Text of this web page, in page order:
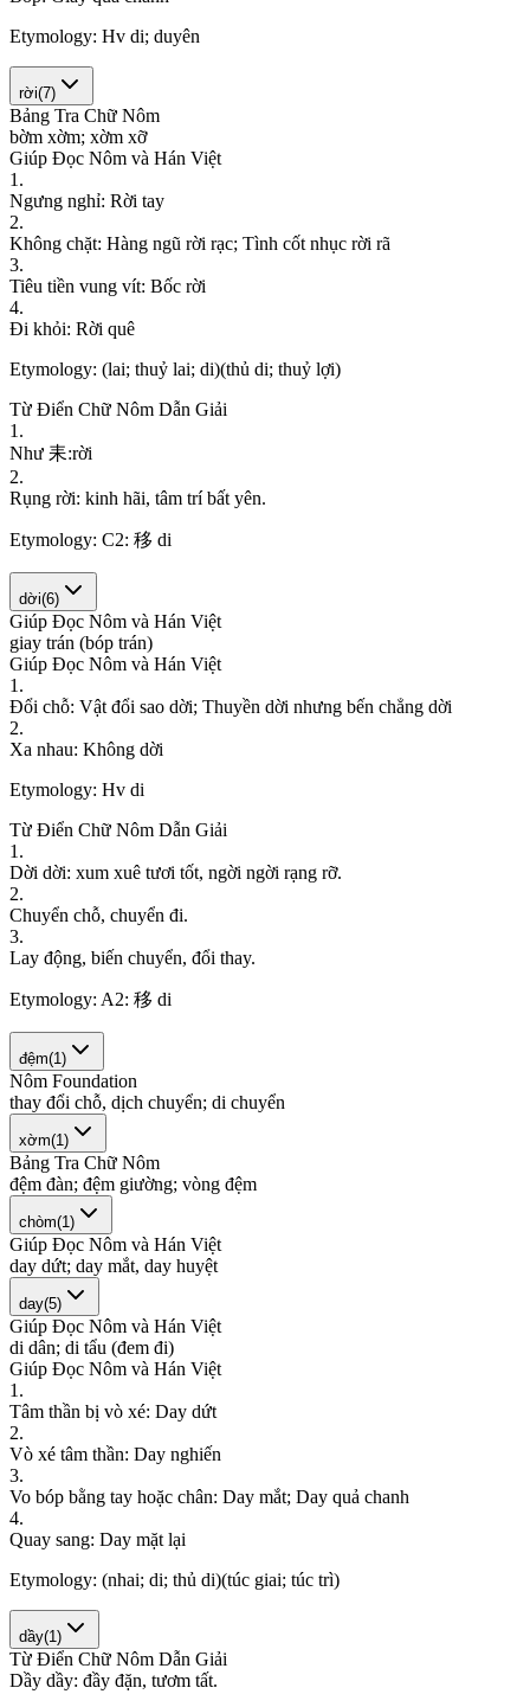
Etymology: Hv di; duyên
rời(7)
Bảng Tra Chữ Nôm
bờm xờm; xờm xỡ
Giúp Đọc Nôm và Hán Việt
1 .
Ngưng nghỉ: Rời tay
2.
Không chặt: Hàng ngũ rời rạc; Tình cốt nhục rời rã
3.
Tiêu tiền vung vít: Bốc rời
4.
Đi khỏi: Rời quê
Etymology: (lai; thuỷ lai; di)(thủ di; thuỷ lợi)
Từ Điển Chữ Nôm Dẫn Giải
1 .
Như 耒:rời
2.
Rụng rời: kinh hãi, tâm trí bất yên.
Etymology: C2: 移 di
dời(6)
Giúp Đọc Nôm và Hán Việt
giay trán (bóp trán)
Giúp Đọc Nôm và Hán Việt
1 .
Đổi chỗ: Vật đổi sao dời; Thuyền dời nhưng bến chẳng dời
2.
Xa nhau: Không dời
Etymology: Hv di
Từ Điển Chữ Nôm Dẫn Giải
1 .
Dời dời: xum xuê tươi tốt, ngời ngời rạng rỡ.
2.
Chuyển chỗ, chuyển đi.
3.
Lay động, biến chuyển, đổi thay.
Etymology: A2: 移 di
đệm(1 )
Nôm Foundation
thay đổi chỗ, dịch chuyển; di chuyển
xờm(1 )
Bảng Tra Chữ Nôm
đệm đàn; đệm giường; vòng đệm
chòm(1 )
Giúp Đọc Nôm và Hán Việt
day dứt; day mắt, day huyệt
day(5)
Giúp Đọc Nôm và Hán Việt
di dân; di tẩu (đem đi)
Giúp Đọc Nôm và Hán Việt
1 .
Tâm thần bị vò xé: Day dứt
2.
Vò xé tâm thần: Day nghiến
3.
Vo bóp bằng tay hoặc chân: Day mắt; Day quả chanh
4.
Quay sang: Day mặt lại
Etymology: (nhai; di; thủ di)(túc giai; túc trì)
dầy(1 )
Từ Điển Chữ Nôm Dẫn Giải
Dầy dầy: đầy đặn, tươm tất.